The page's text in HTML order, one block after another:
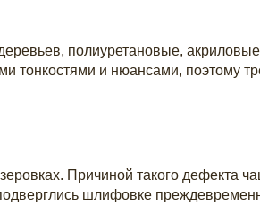
полиуретановые,
тонкостями и нюансами, поэтому
Причиной такого дефекта
шлифовке